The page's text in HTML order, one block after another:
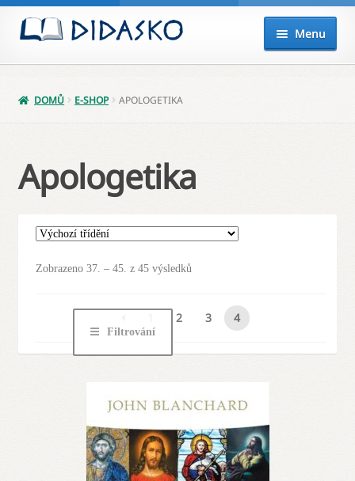
Přeskočit
navigaci
Přejít
obsahu
Menu
Expand
Audio
Balíčky
Odebírej novinky!
DOMŮ E-SHOP APOLOGETIKA
Apologetika
Zobrazeno 37. – 45. z 45 výsledků
2 3 4
Filtrování